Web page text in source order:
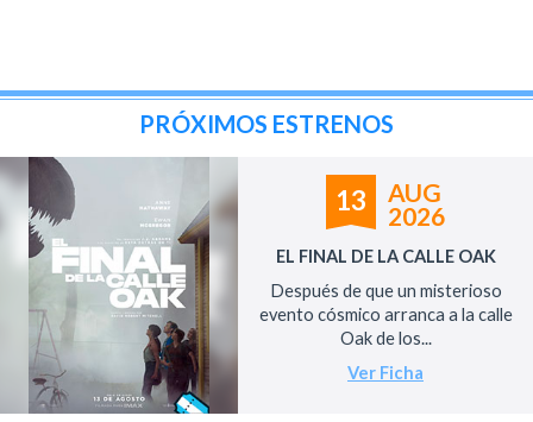
PRÓXIMOS ESTRENOS
13
AUG
2026
EL FINAL DE LA CALLE OAK
Después de que un misterioso
evento cósmico arranca a la calle
Oak de los...
Ver Ficha